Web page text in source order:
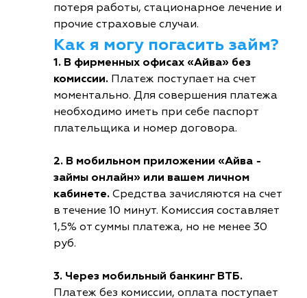
потеря работы, стационарное лечение и
прочие страховые случаи.
Как я могу погасить займ?
1. В фирменных офисах «Айва» без
комиссии. Платеж поступает на счет
моментально. Для совершения платежа
необходимо иметь при себе паспорт
плательщика и номер договора.
2. В мобильном приложении «Айва -
займы онлайн» или вашем личном
кабинете. Средства зачисляются на счет
в течение 10 минут. Комиссия составляет
1,5% от суммы платежа, но не менее 30
руб.
3. Через мобильный банкинг ВТБ.
Платеж без комиссии, оплата поступает